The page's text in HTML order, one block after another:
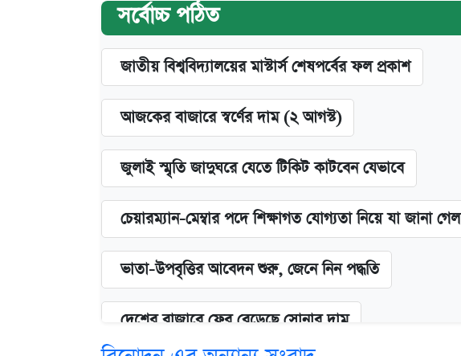
সর্বোচ্চ পঠিত
জাতীয় বিশ্ববিদ্যালয়ের মাস্টার্স শেষপর্বের ফল প্রকাশ
আজকের বাজারে স্বর্ণের দাম (২ আগস্ট)
জুলাই স্মৃতি জাদুঘরে যেতে টিকিট কাটবেন যেভাবে
চেয়ারম্যান-মেম্বার পদে শিক্ষাগত যোগ্যতা নিয়ে যা জানা গেল
ভাতা-উপবৃত্তির আবেদন শুরু, জেনে নিন পদ্ধতি
দেশের বাজারে ফের বেড়েছে সোনার দাম